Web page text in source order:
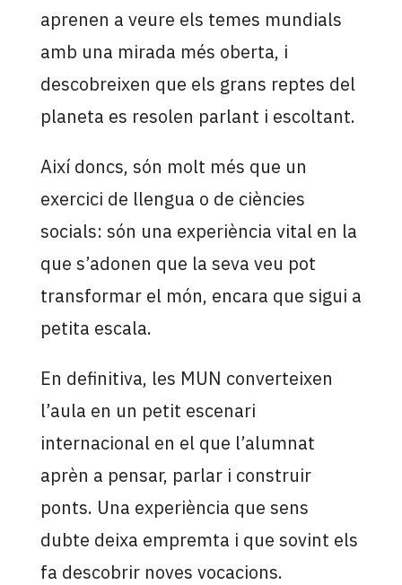
aprenen a veure els temes mundials
amb una mirada més oberta, i
descobreixen que els grans reptes del
planeta es resolen parlant i escoltant.
Així doncs, són molt més que un
exercici de llengua o de ciències
socials: són una experiència vital en la
que s’adonen que la seva veu pot
transformar el món, encara que sigui a
petita escala.
En definitiva, les MUN converteixen
l’aula en un petit escenari
internacional en el que l’alumnat
aprèn a pensar, parlar i construir
ponts. Una experiència que sens
dubte deixa empremta i que sovint els
fa descobrir noves vocacions.